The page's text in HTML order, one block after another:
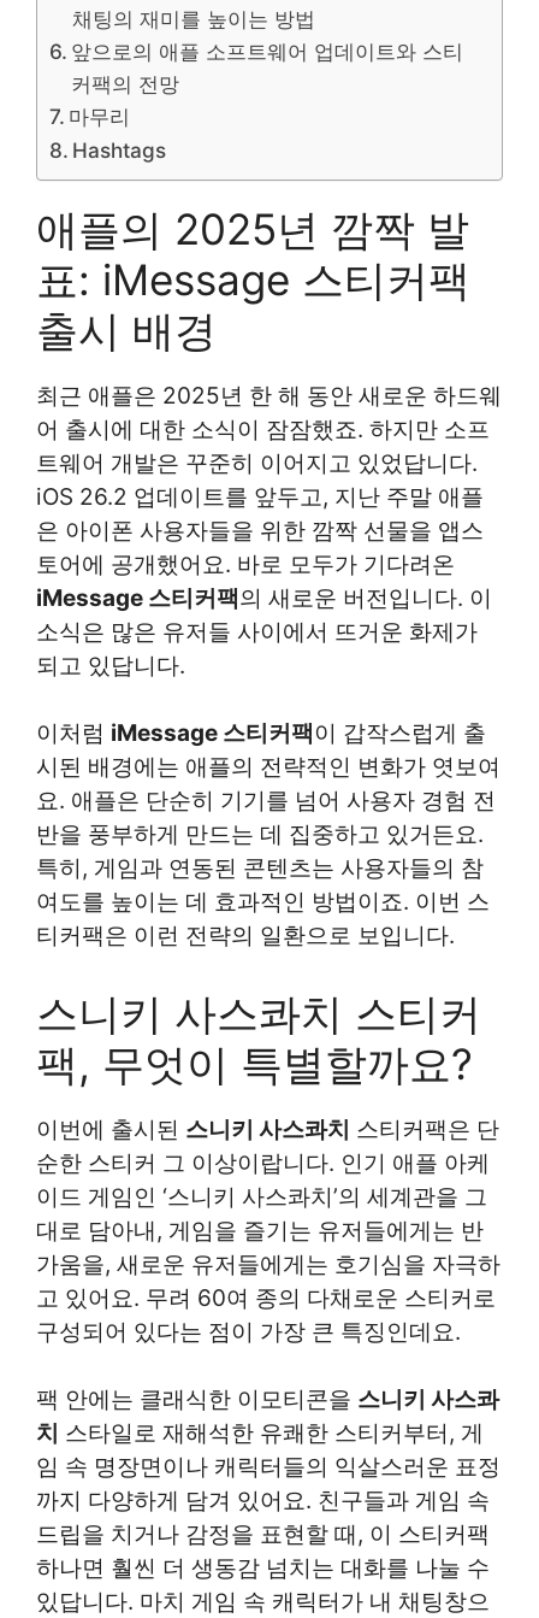
채팅의 재미를 높이는 방법
앞으로의 애플 소프트웨어 업데이트와 스티
커팩의 전망
마무리
Hashtags
애플의 2025년 깜짝 발
표: iMessage 스티커팩
출시 배경
최근 애플은 2025년 한 해 동안 새로운 하드웨
어 출시에 대한 소식이 잠잠했죠. 하지만 소프
트웨어 개발은 꾸준히 이어지고 있었답니다.
iOS 26.2 업데이트를 앞두고, 지난 주말 애플
은 아이폰 사용자들을 위한 깜짝 선물을 앱스
토어에 공개했어요. 바로 모두가 기다려온
iMessage 스티커팩의 새로운 버전입니다. 이
소식은 많은 유저들 사이에서 뜨거운 화제가
되고 있답니다.
이처럼 iMessage 스티커팩이 갑작스럽게 출
시된 배경에는 애플의 전략적인 변화가 엿보여
요. 애플은 단순히 기기를 넘어 사용자 경험 전
반을 풍부하게 만드는 데 집중하고 있거든요.
특히, 게임과 연동된 콘텐츠는 사용자들의 참
여도를 높이는 데 효과적인 방법이죠. 이번 스
티커팩은 이런 전략의 일환으로 보입니다.
스니키 사스콰치 스티커
팩, 무엇이 특별할까요?
이번에 출시된 스니키 사스콰치 스티커팩은 단
순한 스티커 그 이상이랍니다. 인기 애플 아케
이드 게임인 ‘스니키 사스콰치’의 세계관을 그
대로 담아내, 게임을 즐기는 유저들에게는 반
가움을, 새로운 유저들에게는 호기심을 자극하
고 있어요. 무려 60여 종의 다채로운 스티커로
구성되어 있다는 점이 가장 큰 특징인데요.
팩 안에는 클래식한 이모티콘을 스니키 사스콰
치 스타일로 재해석한 유쾌한 스티커부터, 게
임 속 명장면이나 캐릭터들의 익살스러운 표정
까지 다양하게 담겨 있어요. 친구들과 게임 속
드립을 치거나 감정을 표현할 때, 이 스티커팩
하나면 훨씬 더 생동감 넘치는 대화를 나눌 수
있답니다. 마치 게임 속 캐릭터가 내 채팅창으